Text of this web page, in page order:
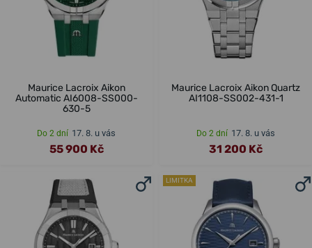
Maurice Lacroix Aikon
Automatic AI6008-SS000-
630-5
Do 2 dní 17. 8. u vás
55 900 Kč
Maurice Lacroix Aikon Quartz
AI1108-SS002-431-1
Do 2 dní 17. 8. u vás
31 200 Kč
LIMITKA